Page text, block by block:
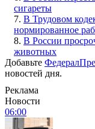
сигареты
7. В Трудовом
нормированное
8. В России
животных
Добавьте
новостей дня.
Реклама
Новости
06:00